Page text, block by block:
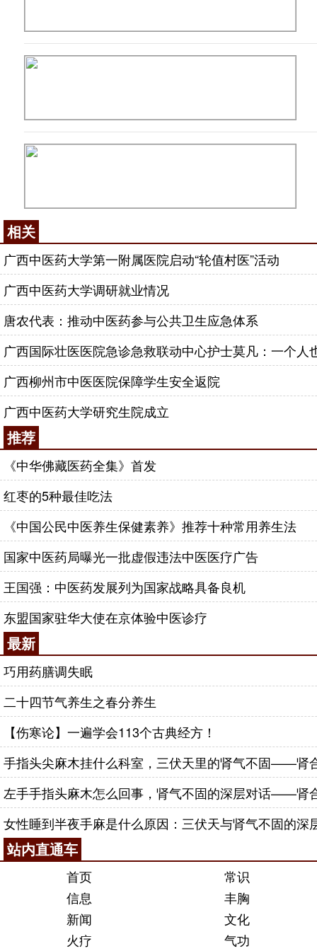
相关
广西中医药大学第一附属医院启动“轮值村医”活动
广西中医药大学调研就业情况
唐农代表：推动中医药参与公共卫生应急体系
广西国际壮医医院急诊急救联动中心护士莫凡：一个人
广西柳州市中医医院保障学生安全返院
广西中医药大学研究生院成立
推荐
《中华佛藏医药全集》首发
红枣的5种最佳吃法
《中国公民中医养生保健素养》推荐十种常用养生法
国家中医药局曝光一批虚假违法中医医疗广告
王国强：中医药发展列为国家战略具备良机
东盟国家驻华大使在京体验中医诊疗
最新
巧用药膳调失眠
二十四节气养生之春分养生
【伤寒论】一遍学会113个古典经方！
手指头尖麻木挂什么科室，三伏天里的肾气不固——肾
左手手指头麻木怎么回事，肾气不固的深层对话——肾
女性睡到半夜手麻是什么原因：三伏天与肾气不固的深
站内直通车
首页
常识
信息
丰胸
新闻
文化
火疗
气功